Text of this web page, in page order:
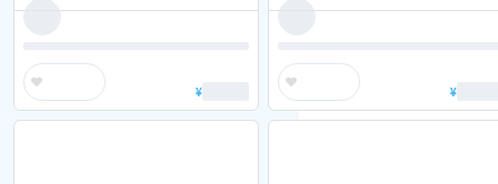
¥ ¥